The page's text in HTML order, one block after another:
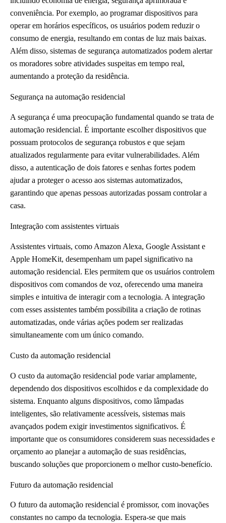
conveniência. Por exemplo, ao programar dispositivos para
operar em horários específicos, os usuários podem reduzir o
consumo de energia, resultando em contas de luz mais baixas.
Além disso, sistemas de segurança automatizados podem alertar
os moradores sobre atividades suspeitas em tempo real,
aumentando a proteção da residência.
Segurança na automação residencial
A segurança é uma preocupação fundamental quando se trata de
automação residencial. É importante escolher dispositivos que
possuam protocolos de segurança robustos e que sejam
atualizados regularmente para evitar vulnerabilidades. Além
disso, a autenticação de dois fatores e senhas fortes podem
ajudar a proteger o acesso aos sistemas automatizados,
garantindo que apenas pessoas autorizadas possam controlar a
casa.
Integração com assistentes virtuais
Assistentes virtuais, como Amazon Alexa, Google Assistant e
Apple HomeKit, desempenham um papel significativo na
automação residencial. Eles permitem que os usuários controlem
dispositivos com comandos de voz, oferecendo uma maneira
simples e intuitiva de interagir com a tecnologia. A integração
com esses assistentes também possibilita a criação de rotinas
automatizadas, onde várias ações podem ser realizadas
simultaneamente com um único comando.
Custo da automação residencial
O custo da automação residencial pode variar amplamente,
dependendo dos dispositivos escolhidos e da complexidade do
sistema. Enquanto alguns dispositivos, como lâmpadas
inteligentes, são relativamente acessíveis, sistemas mais
avançados podem exigir investimentos significativos. É
importante que os consumidores considerem suas necessidades e
orçamento ao planejar a automação de suas residências,
buscando soluções que proporcionem o melhor custo-benefício.
Futuro da automação residencial
O futuro da automação residencial é promissor, com inovações
constantes no campo da tecnologia. Espera-se que mais